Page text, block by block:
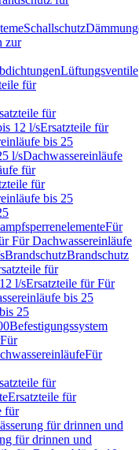
Schallschutz
zur
Lüftungsventile
für
für
12 l/sErsatzteile für
bis 25
l/sDachwassereinläufe
für
für
bis 25
Für
Für Dachwassereinläufe
BrandschutzBrandschutz
für
l/sErsatzteile für Für
bis 25
25
Befestigungssystem
Für
Für
für
Ersatzteile für
für
für drinnen und
für drinnen und